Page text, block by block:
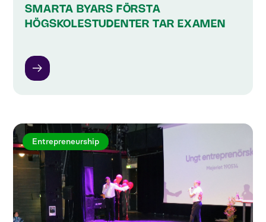
SMARTA BYARS FÖRSTA
HÖGSKOLESTUDENTER TAR EXAMEN
Entrepreneurship